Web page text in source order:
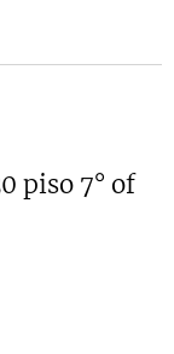
piso 7° of